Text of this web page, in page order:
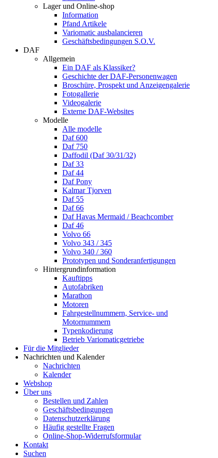
Lager und Online-shop
Information
Pfand Artikele
Variomatic ausbalancieren
Geschäftsbedingungen S.O.V.
DAF
Allgemein
Ein DAF als Klassiker?
Geschichte der DAF-Personenwagen
Broschüre, Prospekt und Anzeigengalerie
Fotogallerie
Videogalerie
Externe DAF-Websites
Modelle
Alle modelle
Daf 600
Daf 750
Daffodil (Daf 30/31/32)
Daf 33
Daf 44
Daf Pony
Kalmar Tjorven
Daf 55
Daf 66
Daf Havas Mermaid / Beachcomber
Daf 46
Volvo 66
Volvo 343 / 345
Volvo 340 / 360
Prototypen und Sonderanfertigungen
Hintergrundinformation
Kauftipps
Autofabriken
Marathon
Motoren
Fahrgestellnummern, Service- und
Motornummern
Typenkodierung
Betrieb Variomaticgetriebe
Für die Mitglieder
Nachrichten und Kalender
Nachrichten
Kalender
Webshop
Über uns
Bestellen und Zahlen
Geschäftsbedingungen
Datenschutzerklärung
Häufig gestellte Fragen
Online-Shop-Widerrufsformular
Kontakt
Suchen